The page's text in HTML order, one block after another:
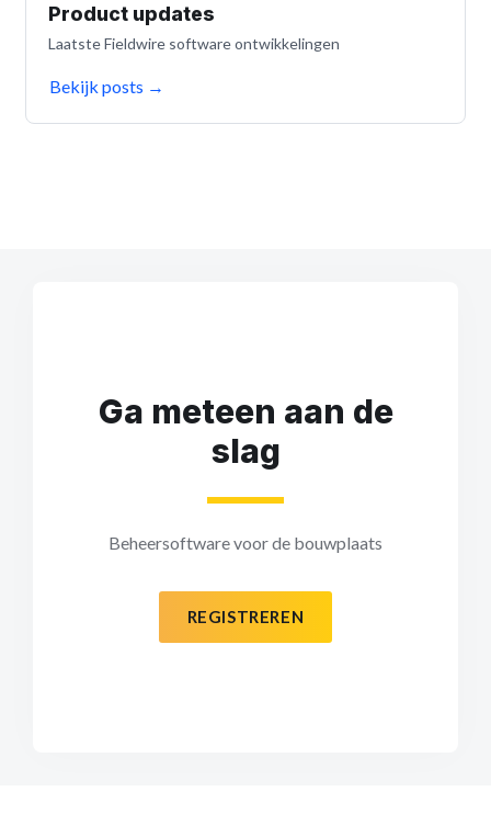
Product updates
Laatste Fieldwire software ontwikkelingen
Bekijk posts →
Ga meteen aan de
slag
Beheersoftware voor de bouwplaats
REGISTREREN